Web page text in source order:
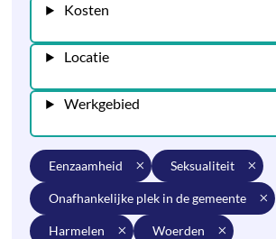
Kosten
Locatie
Werkgebied
eenzaamheid seksualiteit
onafhankelijke plek in de gemeente
harmelen woerden